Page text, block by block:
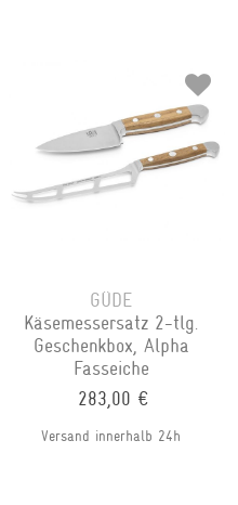
GÜDE
Käsemessersatz 2-tlg.
Geschenkbox, Alpha
Fasseiche
283,00 €
Versand innerhalb 24h